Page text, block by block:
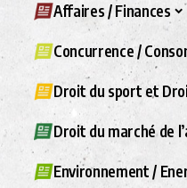
Affaires / Finances
Concurrence /
Droit du sport et
Droit du marché de
Environnement /